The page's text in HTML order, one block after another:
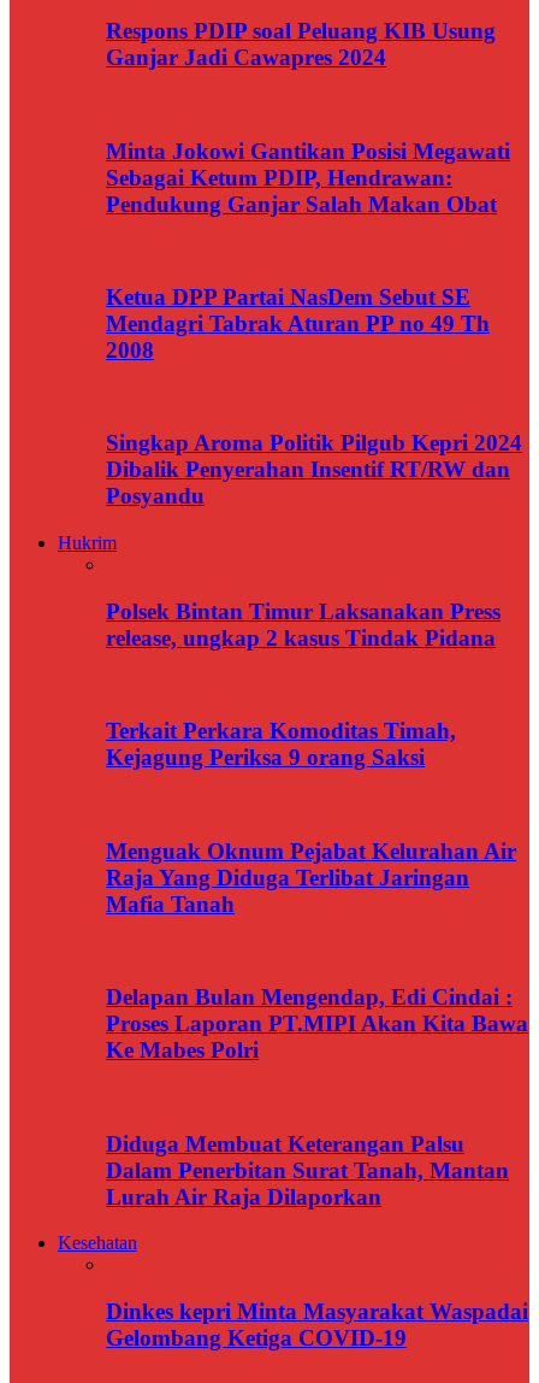
Respons PDIP soal Peluang KIB Usung
Ganjar Jadi Cawapres 2024
Minta Jokowi Gantikan Posisi Megawati
Sebagai Ketum PDIP, Hendrawan:
Pendukung Ganjar Salah Makan Obat
Ketua DPP Partai NasDem Sebut SE
Mendagri Tabrak Aturan PP no 49 Th
2008
Singkap Aroma Politik Pilgub Kepri 2024
Dibalik Penyerahan Insentif RT/RW dan
Posyandu
Hukrim
Polsek Bintan Timur Laksanakan Press
release, ungkap 2 kasus Tindak Pidana
Terkait Perkara Komoditas Timah,
Kejagung Periksa 9 orang Saksi
Menguak Oknum Pejabat Kelurahan Air
Raja Yang Diduga Terlibat Jaringan
Mafia Tanah
Delapan Bulan Mengendap, Edi Cindai :
Proses Laporan PT.MIPI Akan Kita Bawa
Ke Mabes Polri
Diduga Membuat Keterangan Palsu
Dalam Penerbitan Surat Tanah, Mantan
Lurah Air Raja Dilaporkan
Kesehatan
Dinkes kepri Minta Masyarakat Waspadai
Gelombang Ketiga COVID-19